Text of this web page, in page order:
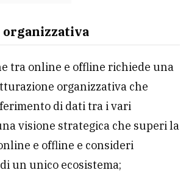
tra online e offline richiede una
organizzativa che
di dati tra i vari
visione strategica che superi la
e offline e consideri
un unico ecosistema;